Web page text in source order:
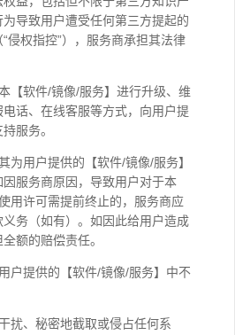
导致用户遭受任何第三方提起的
侵权指控”），服务商承担其法律
【软件/镜像/服务】进行升级、维
话、在线客服等方式，向用户提
服务。
为用户提供的【软件/镜像/服务】
服务商原因，导致用户对于本
用许可需提前终止的，服务商应
务（如有）。如因此给用户造成
额的赔偿责任。
户提供的【软件/镜像/服务】中不
扰、秘密地截取或侵占任何系